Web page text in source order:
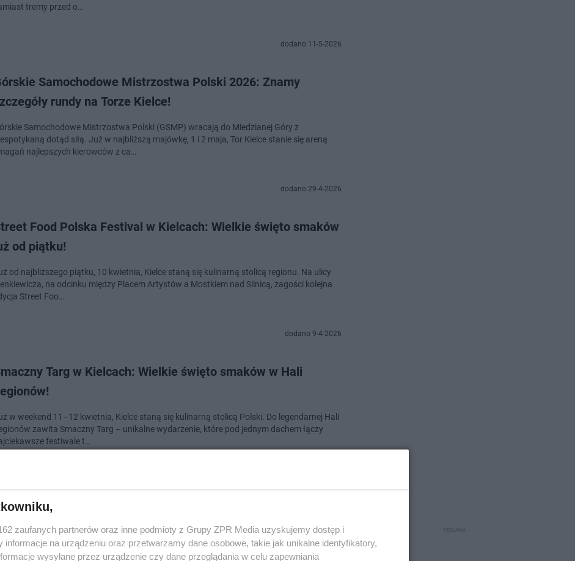
tremy przed o…
dodano 11-5-2026
Samochodowe Mistrzostwa Polski 2026: Znamy
rundy na Torze Kielce!
Samochodowe Mistrzostwa Polski (GSMP) wracają do Miedzianej Góry z
dotąd siłą. Już w najbliższą majówkę, 1 i 2 maja, Tor Kielce stanie się areną
najlepszych kierowców z ca…
dodano 29-4-2026
Food Polska Festival w Kielcach: Wielkie święto smaków
od piątku!
od najbliższego piątku, 10 kwietnia, Kielce staną się kulinarną stolicą regionu. Na ulicy
na odcinku między Placem Artystów a Mostkiem nad Silnicą, zagości kolejna
Street Foo…
dodano 9-4-2026
Targ w Kielcach: Wielkie święto smaków w Hali
w weekend 11–12 kwietnia, Kielce staną się kulinarną stolicą Polski. Do legendarnej Hali
zawita Smaczny Targ – unikalne wydarzenie, które pod jednym dachem łączy
festiwale t…
Michalinka rusza w trasę! Wyjątkowy teatrzyk lalkowy
Wsi Kieleckiej
zaufanych partnerów oraz inne podmioty z Grupy ZPR Media uzyskujemy dostęp i
informacje na urządzeniu oraz przetwarzamy dane osobowe, takie jak unikalne identyfikatory,
wysyłane przez urządzenie czy dane przeglądania w celu zapewniania